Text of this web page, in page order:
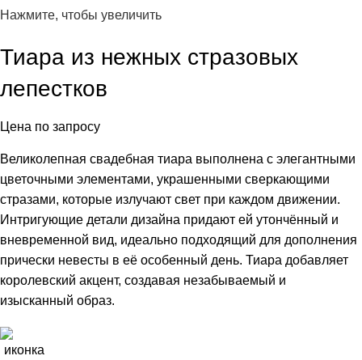
Нажмите, чтобы увеличить
Тиара из нежных стразовых
лепестков
Цена по запросу
Великолепная свадебная тиара выполнена с элегантными
цветочными элементами, украшенными сверкающими
стразами, которые излучают свет при каждом движении.
Интригующие детали дизайна придают ей утончённый и
вневременной вид, идеально подходящий для дополнения
прически невесты в её особенный день. Тиара добавляет
королевский акцент, создавая незабываемый и
изысканный образ.